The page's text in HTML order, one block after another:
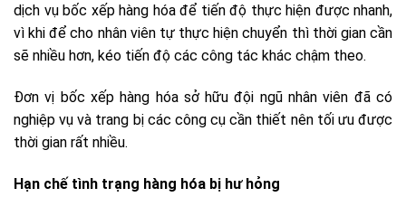
dịch vụ bốc xếp hàng hóa để tiến độ thực hiện được nhanh,
vì khi để cho nhân viên tự thực hiện chuyển thì thời gian cần
sẽ nhiều hơn, kéo tiến độ các công tác khác chậm theo.
Đơn vị bốc xếp hàng hóa sở hữu đội ngũ nhân viên đã có
nghiệp vụ và trang bị các công cụ cần thiết nên tối ưu được
thời gian rất nhiều.
Hạn chế tình trạng hàng hóa bị hư hỏng